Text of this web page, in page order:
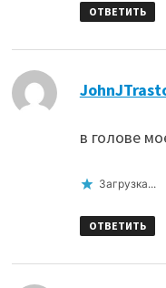
ОТВЕТИТЬ
в голове
Загрузка...
ОТВЕТИТЬ